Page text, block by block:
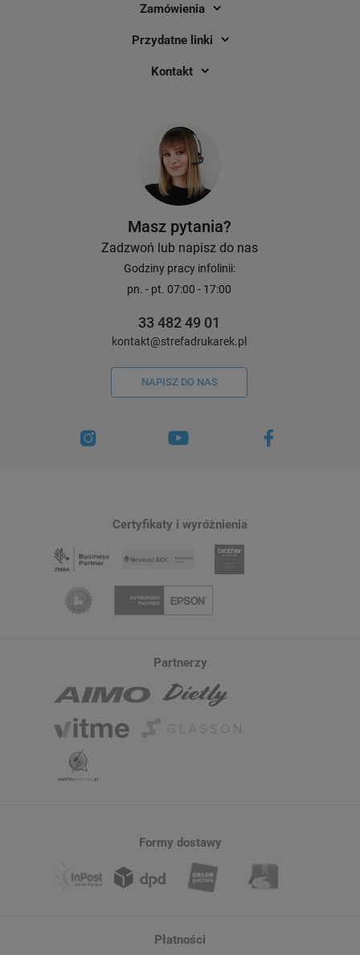
Zamówienia
Przydatne linki
Kontakt
Masz pytania?
Zadzwoń lub napisz do nas
Godziny pracy infolinii:
pn. - pt. 07:00 - 17:00
33 482 49 01
kontakt@strefadrukarek.pl
NAPISZ DO NAS
Certyfikaty i wyróżnienia
Partnerzy
Formy dostawy
Płatności